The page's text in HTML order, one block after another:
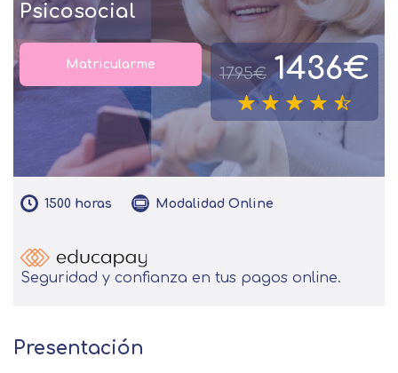
Psicosocial
1795€ 1436€
Matricularme
1500 horas Modalidad Online
Seguridad y confianza en tus pagos online.
Presentación